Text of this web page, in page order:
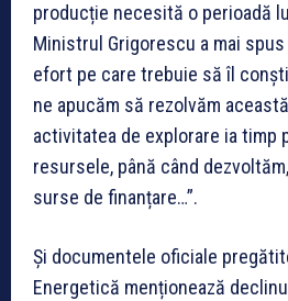
producție necesită o perioadă
Ministrul Grigorescu a mai
efort pe care trebuie să îl
ne apucăm să rezolvăm
activitatea de explorare ia timp
resursele, până când
surse de finanțare…”.
Și documentele oficiale
Energetică menționează